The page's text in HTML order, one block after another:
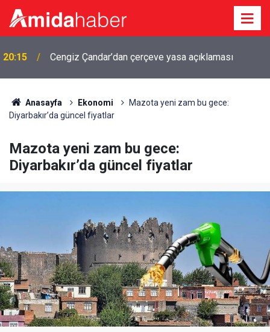
20:15 Cengiz Çandar’dan çerçeve yasa açıklaması
Anasayfa Ekonomi
Mazota yeni zam bu gece:
Diyarbakır’da güncel fiyatlar
Mazota yeni zam bu gece:
Diyarbakır’da güncel fiyatlar